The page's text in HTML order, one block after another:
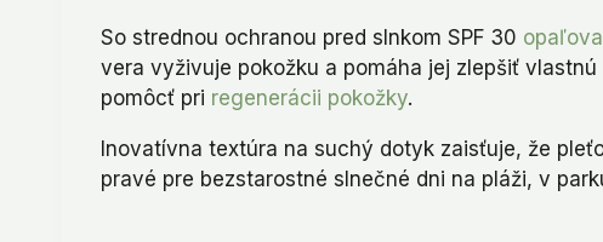
So strednou ochranou pred slnkom SPF 30
vera vyživuje pokožku a pomáha jej zlepšiť
pomôcť pri regenerácii pokožky.
Inovatívna textúra na suchý dotyk zaisťuje, že
pravé pre bezstarostné slnečné dni na pláži, v